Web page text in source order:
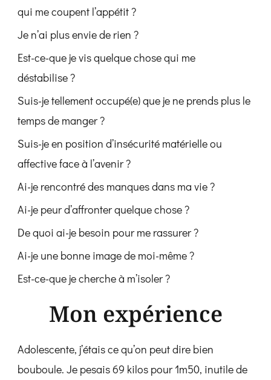
qui me coupent l’appétit ?
Je n’ai plus envie de rien ?
Est-ce-que je vis quelque chose qui me
déstabilise ?
Suis-je tellement occupé(e) que je ne prends plus le
temps de manger ?
Suis-je en position d’insécurité matérielle ou
affective face à l’avenir ?
Ai-je rencontré des manques dans ma vie ?
Ai-je peur d’affronter quelque chose ?
De quoi ai-je besoin pour me rassurer ?
Ai-je une bonne image de moi-même ?
Est-ce-que je cherche à m’isoler ?
Mon expérience
Adolescente, j’étais ce qu’on peut dire bien
bouboule. Je pesais 69 kilos pour 1m50, inutile de